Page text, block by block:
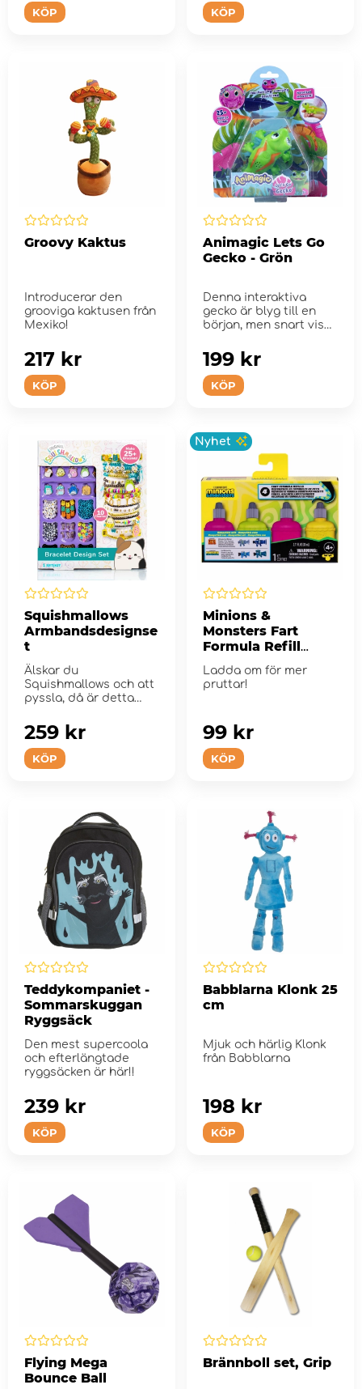
KÖP KÖP
Groovy Kaktus
Introducerar den
grooviga kaktusen från
Mexiko!
KÖP
217 kr
Animagic Lets Go
Gecko - Grön
Denna interaktiva
gecko är blyg till en
början, men snart visar
KÖP
199 kr
Squishmallows
Armbandsdesignse
t
Älskar du
Squishmallows och att
pyssla, då är detta
KÖP
259 kr
Nyhet
Minions &
Monsters Fart
Formula Refill
Pack
Ladda om för mer
pruttar!
KÖP
99 kr
Teddykompaniet -
Sommarskuggan
Ryggsäck
Den mest supercoola
och efterlängtade
ryggsäcken är här!!
KÖP
239 kr
Babblarna Klonk 25
cm
Mjuk och härlig Klonk
från Babblarna
KÖP
198 kr
Flying Mega
Bounce Ball
Brännboll set, Grip